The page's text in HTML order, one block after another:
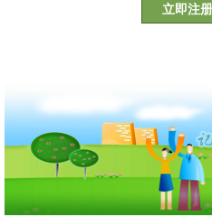
立即注册